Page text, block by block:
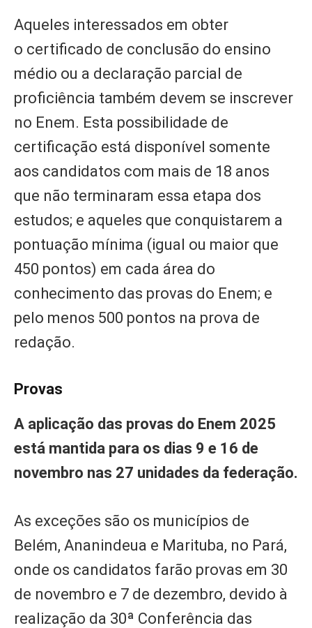
Aqueles interessados em obter
o certificado de conclusão do ensino
médio ou a declaração parcial de
proficiência também devem se inscrever
no Enem. Esta possibilidade de
certificação está disponível somente
aos candidatos com mais de 18 anos
que não terminaram essa etapa dos
estudos; e aqueles que conquistarem a
pontuação mínima (igual ou maior que
450 pontos) em cada área do
conhecimento das provas do Enem; e
pelo menos 500 pontos na prova de
redação.
Provas
A aplicação das provas do Enem 2025
está mantida para os dias 9 e 16 de
novembro nas 27 unidades da federação.
As exceções são os municípios de
Belém, Ananindeua e Marituba, no Pará,
onde os candidatos farão provas em 30
de novembro e 7 de dezembro, devido à
realização da 30ª Conferência das